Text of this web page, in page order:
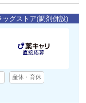
ッグストア(調剤併設)
産休・育休